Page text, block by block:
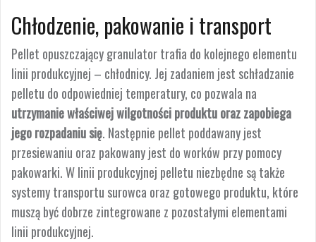
Chłodzenie, pakowanie i transport
Pellet opuszczający granulator trafia do kolejnego elementu
linii produkcyjnej – chłodnicy. Jej zadaniem jest schładzanie
pelletu do odpowiedniej temperatury, co pozwala na
utrzymanie właściwej wilgotności produktu oraz zapobiega
jego rozpadaniu się. Następnie pellet poddawany jest
przesiewaniu oraz pakowany jest do worków przy pomocy
pakowarki. W linii produkcyjnej pelletu niezbędne są także
systemy transportu surowca oraz gotowego produktu, które
muszą być dobrze zintegrowane z pozostałymi elementami
linii produkcyjnej.